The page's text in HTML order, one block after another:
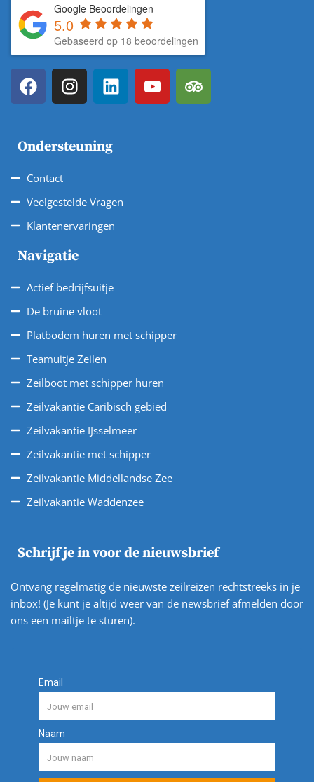
Google Beoordelingen
5.0
Gebaseerd op 18 beoordelingen
Ondersteuning
Contact
Veelgestelde Vragen
Klantenervaringen
Navigatie
Actief bedrijfsuitje
De bruine vloot
Platbodem huren met schipper
Teamuitje Zeilen
Zeilboot met schipper huren
Zeilvakantie Caribisch gebied
Zeilvakantie IJsselmeer
Zeilvakantie met schipper
Zeilvakantie Middellandse Zee
Zeilvakantie Waddenzee
Schrijf je in voor de nieuwsbrief
Ontvang regelmatig de nieuwste zeilreizen rechtstreeks in je
inbox! (Je kunt je altijd weer van de newsbrief afmelden door
ons een mailtje te sturen).